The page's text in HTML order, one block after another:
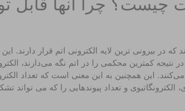
در بیرونی ترین لایه الکترونی اتم قرار دارند. این
نتیجه کمترین محکمی را در اتم نگه می‌دارند،
این همچنین به این معنی است که تعداد
و تعداد پیوندهایی را که می تواند